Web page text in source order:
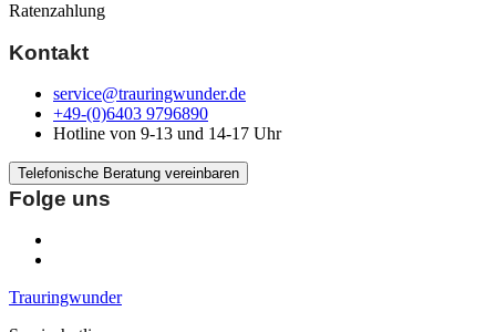
Ratenzahlung
Kontakt
service@trauringwunder.de
+49-(0)6403 9796890
Hotline von 9-13 und 14-17 Uhr
Telefonische Beratung vereinbaren
Folge uns
Trauringwunder